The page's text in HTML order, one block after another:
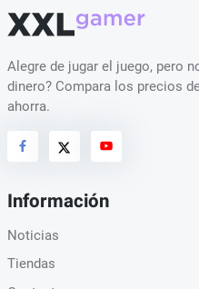
Alegre de jugar el juego, pero
dinero? Compara los precios
ahorra.
Información
Noticias
Tiendas